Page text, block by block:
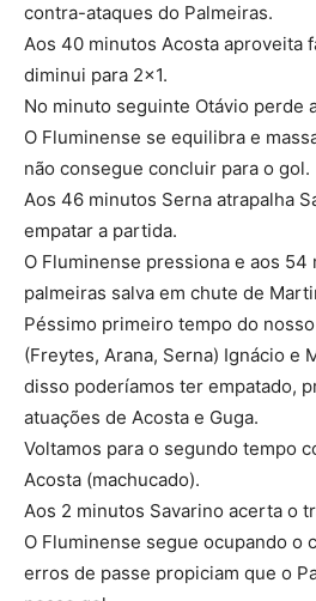
contra-ataques do Palmeiras.
Aos 40 minutos Acosta aproveita
diminui para 2×1.
No minuto seguinte Otávio perde
O Fluminense se equilibra e
não consegue concluir para o gol.
Aos 46 minutos Serna atrapalha
empatar a partida.
O Fluminense pressiona e aos
palmeiras salva em chute de
Péssimo primeiro tempo do
(Freytes, Arana, Serna) Ignácio e
disso poderíamos ter empatado,
atuações de Acosta e Guga.
Voltamos para o segundo tempo
Acosta (machucado).
Aos 2 minutos Savarino acerta o
O Fluminense segue ocupando o
erros de passe propiciam que o